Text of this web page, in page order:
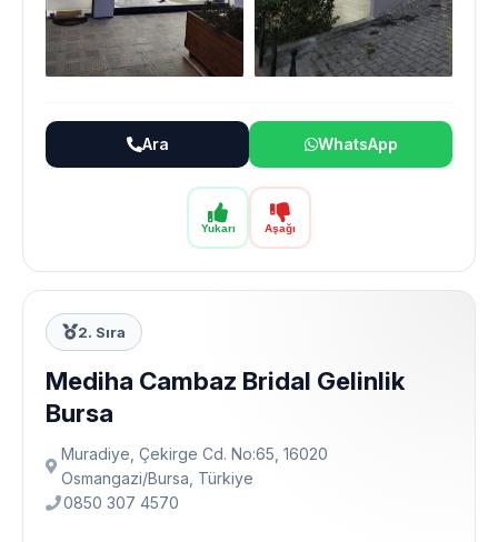
Yukarı Aşağı
Ara WhatsApp
2. Sıra
Mediha Cambaz Bridal Gelinlik
Bursa
Muradiye, Çekirge Cd. No:65, 16020
Osmangazi̇/Bursa, Türkiye
0850 307 4570